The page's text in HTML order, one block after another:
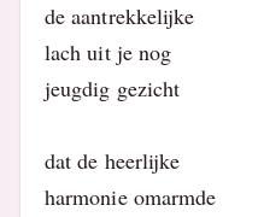
de aantrekkelijke
lach uit je nog
jeugdig gezicht
dat de heerlijke
harmonie omarmde